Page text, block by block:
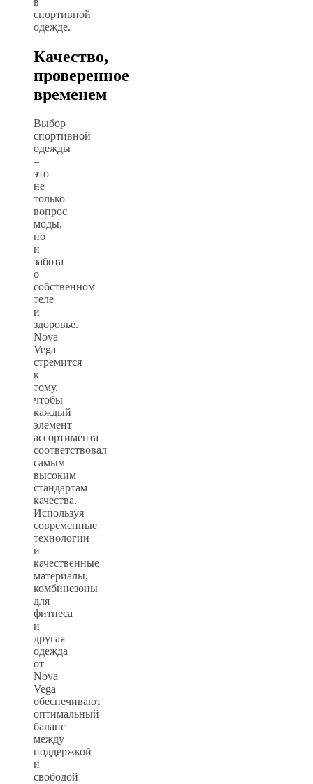
спортивной
одежде.
Качество,
проверенное
временем
Выбор
спортивной
одежды
–
это
не
только
вопрос
моды,
но
и
забота
о
собственном
теле
и
здоровье.
Nova
Vega
стремится
к
тому,
чтобы
каждый
элемент
ассортимента
соответствовал
самым
высоким
стандартам
качества.
Используя
современные
технологии
и
качественные
материалы,
комбинезоны
для
фитнеса
и
другая
одежда
от
Nova
Vega
обеспечивают
оптимальный
баланс
между
поддержкой
и
свободой